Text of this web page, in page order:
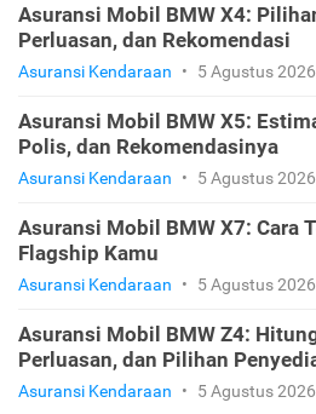
Asuransi Mobil BMW X4:
Perluasan, dan Rekomendasi
Asuransi Kendaraan • 5 Agustus 2026
Asuransi Mobil BMW X5:
Polis, dan Rekomendasinya
Asuransi Kendaraan • 5 Agustus 2026
Asuransi Mobil BMW X7: Cara
Flagship Kamu
Asuransi Kendaraan • 5 Agustus 2026
Asuransi Mobil BMW Z4:
Perluasan, dan Pilihan
Asuransi Kendaraan • 5 Agustus 2026